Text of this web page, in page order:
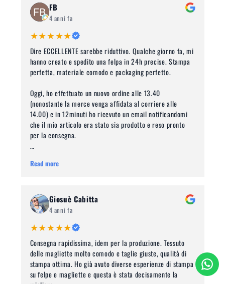
FB
4 anni fa
★★★★★
Dire ECCELLENTE sarebbe riduttivo. Qualche giorno fa, mi
hanno creato e spedito una felpa in 24h precise. Stampa
perfetta, materiale comodo e packaging perfetto.
Oggi, ho effettuato un nuovo ordine alle 13.40
(nonostante la merce venga affidata al corriere alle
14.00) e in 12minuti ho ricevuto un email notificandomi
che il mio articolo era stato sia prodotto e reso pronto
per la consegna.
è possibile inserire immagini a proprio piacimento, foto e
I risultati eccellenti parlano da sè. Continuerò a comprare
felpe da loro senza alcun dubbio. Un azienda davvero
lode. Complimenti!!
Read more
Giosuè Cabitta
4 anni fa
★★★★★
Consegna rapidissima, idem per la produzione. Tessuto
delle magliette molto comodo e taglie giuste, qualità di
stampa ottima. Ho già avuto diverse esperienze di stampa
su felpe e magliette e questa è stata decisamente la